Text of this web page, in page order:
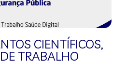
CIENTÍFICOS,
TRABALHO